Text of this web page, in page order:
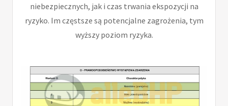
niebezpiecznych, jak i czas trwania ekspozycji na
ryzyko. Im częstsze są potencjalne zagrożenia, tym
wyższy poziom ryzyka.